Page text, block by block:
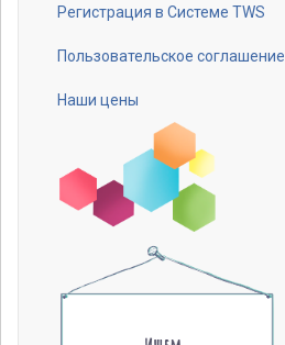
Регистрация в Системе TWS
Пользовательское соглашение
Наши цены